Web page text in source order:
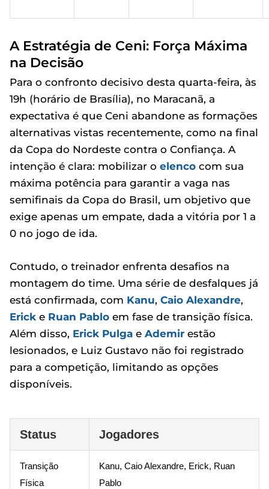
A Estratégia de Ceni: Força Máxima
na Decisão
Para o confronto decisivo desta quarta-feira, às
19h (horário de Brasília), no Maracanã, a
expectativa é que Ceni abandone as formações
alternativas vistas recentemente, como na final
da Copa do Nordeste contra o Confiança. A
intenção é clara: mobilizar o elenco com sua
máxima potência para garantir a vaga nas
semifinais da Copa do Brasil, um objetivo que
exige apenas um empate, dada a vitória por 1 a
0 no jogo de ida.
Contudo, o treinador enfrenta desafios na
montagem do time. Uma série de desfalques já
está confirmada, com Kanu, Caio Alexandre,
Erick e Ruan Pablo em fase de transição física.
Além disso, Erick Pulga e Ademir estão
lesionados, e Luiz Gustavo não foi registrado
para a competição, limitando as opções
disponíveis.
Status Jogadores
Transição
Física
Kanu, Caio Alexandre, Erick, Ruan
Pablo